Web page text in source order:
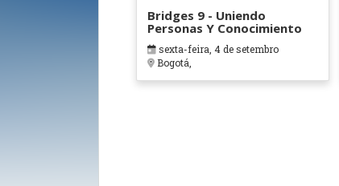
Bridges 9 - Uniendo
Personas Y Conocimiento
sexta-feira, 4 de setembro
Bogotá,